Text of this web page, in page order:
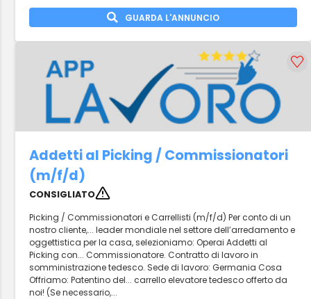
GUARDA L'ANNUNCIO
Addetti al Picking / Commissionatori
(m/f/d)
CONSIGLIATO
Picking / Commissionatori e Carrellisti (m/f/d) Per conto di un
nostro cliente,... leader mondiale nel settore dell’arredamento e
oggettistica per la casa, selezioniamo: Operai Addetti al
Picking con... Commissionatore. Contratto di lavoro in
somministrazione tedesco. Sede di lavoro: Germania Cosa
Offriamo: Patentino del... carrello elevatore tedesco offerto da
noi! (Se necessario,...